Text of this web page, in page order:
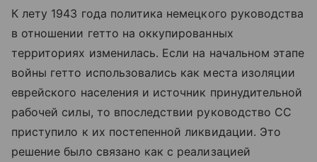
К лету 1943 года политика немецкого руководства
в отношении гетто на оккупированных
территориях изменилась. Если на начальном этапе
войны гетто использовались как места изоляции
еврейского населения и источник принудительной
рабочей силы, то впоследствии руководство СС
приступило к их постепенной ликвидации. Это
решение было связано как с реализацией